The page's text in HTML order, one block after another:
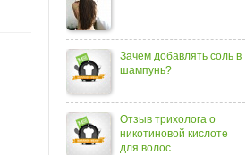
Зачем добавлять соль в
шампунь?
Отзыв трихолога о
никотиновой кислоте
для волос